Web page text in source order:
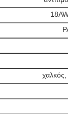
χαλκός,